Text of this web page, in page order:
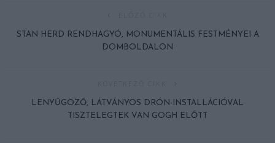
STAN HERD RENDHAGYÓ, MONUMENTÁLIS FESTMÉNYEI A
DOMBOLDALON
LENYŰGÖZŐ, LÁTVÁNYOS DRÓN-INSTALLÁCIÓVAL
TISZTELEGTEK VAN GOGH ELŐTT